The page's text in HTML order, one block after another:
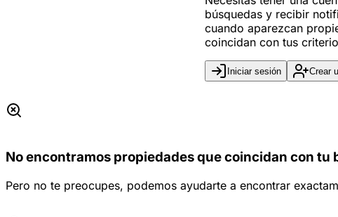
búsquedas y recibir
cuando aparezcan
coincidan con tus
Iniciar sesión Crear
No encontramos propiedades que coincidan con tu
Pero no te preocupes, podemos ayudarte a encontrar